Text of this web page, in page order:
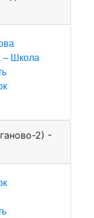
– Школа
2) -